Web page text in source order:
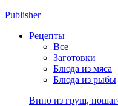
Publisher
Рецепты
Все
Заготовки
Блюда из мяса
Блюда из рыбы
Вино из груш,